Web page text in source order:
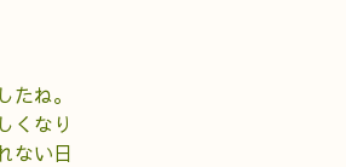
ね。
くなり
ない日